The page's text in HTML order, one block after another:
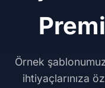
Örnek
ihtiyaçlarınıza